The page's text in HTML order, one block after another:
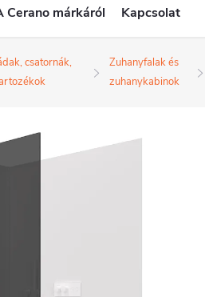
Cerano márkáról Kapcsolat
csatornák,
Zuhanyfalak és
zuhanykabinok